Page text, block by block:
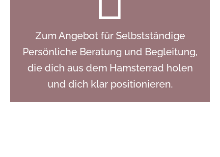
Zum Angebot für Selbstständige
Persönliche Beratung und Begleitung,
die dich aus dem Hamsterrad holen
und dich klar positionieren.